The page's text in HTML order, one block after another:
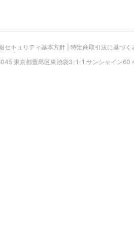
セキュリティ基本方針
特定商取引法に基づく
東京都豊島区東池袋3-1-1 サンシャイン60